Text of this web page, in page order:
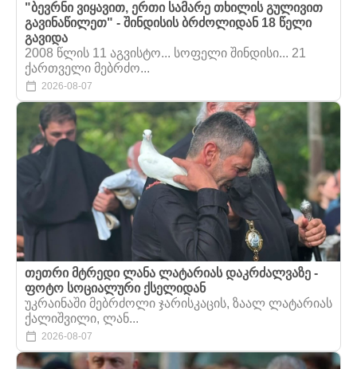
"ბევრნი ვიყავით, ერთი სამარე თხილის გულივით
გავინაწილეთ" - შინდისის ბრძოლიდან 18 წელი
გავიდა
2008 წლის 11 აგვისტო... სოფელი შინდისი... 21
ქართველი მებრძო...
2026-08-07
თეთრი მტრედი ლანა ლატარიას დაკრძალვაზე -
ფოტო სოციალური ქსელიდან
უკრაინაში მებრძოლი ჯარისკაცის, ზაალ ლატარიას
ქალიშვილი, ლან...
2026-08-07